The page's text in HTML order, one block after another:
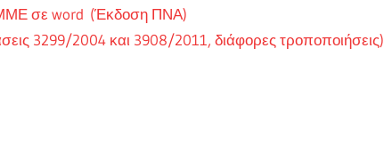
ΜΜΕ σε word (Έκδοση ΠΝΑ)
3299/2004 και 3908/2011, διάφορες τροποποιήσεις)